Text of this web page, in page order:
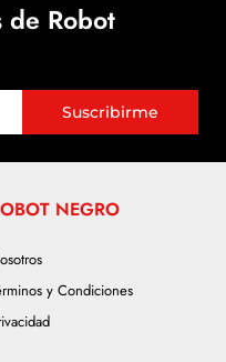
de Robot
Suscribirme
NEGRO
y Condiciones